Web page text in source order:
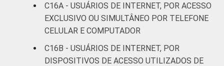
Não respondeu 75
CLASSE
SOCIAL
A
B 84
C16A - USUÁRIOS DE INTERNET, POR ACESSO
EXCLUSIVO OU SIMULTÂNEO POR TELEFONE
CELULAR E COMPUTADOR
C16B - USUÁRIOS DE INTERNET, POR
DISPOSITIVOS DE ACESSO UTILIZADOS DE